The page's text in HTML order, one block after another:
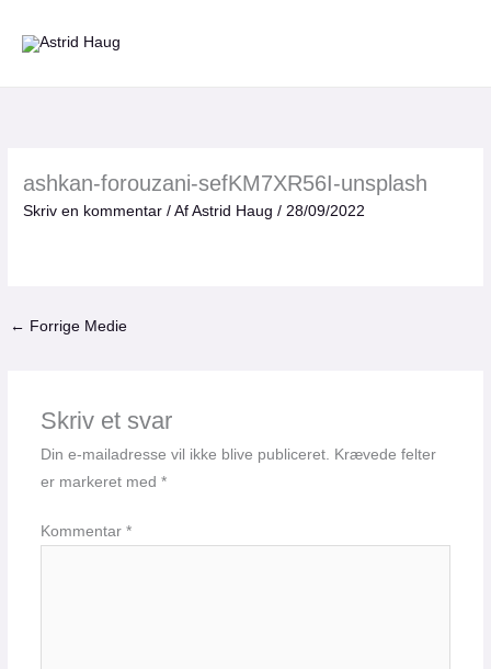
ashkan-forouzani-sefKM7XR56I-unsplash
Skriv en kommentar / AfAstrid Haug/28/09/2022
← Forrige Medie
Skriv et svar
Din e-mailadresse vil ikke blive publiceret. Krævede felter
er markeret med *
Kommentar *